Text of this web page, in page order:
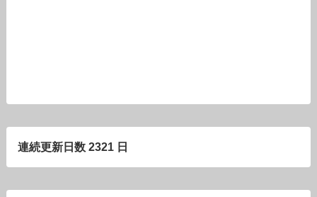
連続更新日数 2321 日